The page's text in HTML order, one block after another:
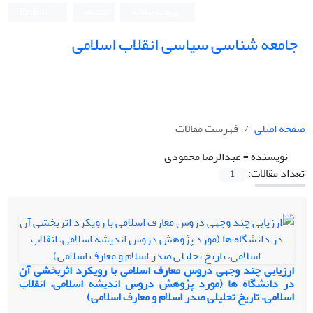
جامعه شناسی سیاسی انقلاب اسلامی
صفحه اصلی
فهرست مقالات
نویسنده =عبدالرضا محمودی
تعداد مقالات:
1
ارزیابی چند وجهی دروس معارف اسلامی با رویکرد اثربخشی آن
در دانشگاه ها (مورد پژوهش دروس اندیشه اسلامی، انقلاب
اسلامی، تاریخ تحلیلی صدر اسلام و معارف اسلامی)